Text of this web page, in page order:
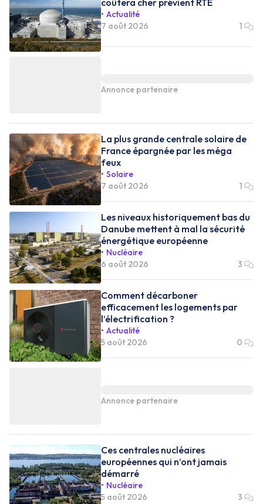
coûtera cher prévient RTE
Actualité
7 août 2026
1
Annonce partenaire
La plus grande centrale solaire de
France épargnée par les méga
feux
Solaire
7 août 2026
1
Les niveaux historiquement bas du
Danube mettent à mal la sécurité
énergétique européenne
Nucléaire
6 août 2026
3
Comment décarboner
efficacement les logements par
l’électrification ?
Actualité
5 août 2026
0
Annonce partenaire
Ces centrales nucléaires
européennes qui n’ont jamais
démarré
Nucléaire
5 août 2026
3